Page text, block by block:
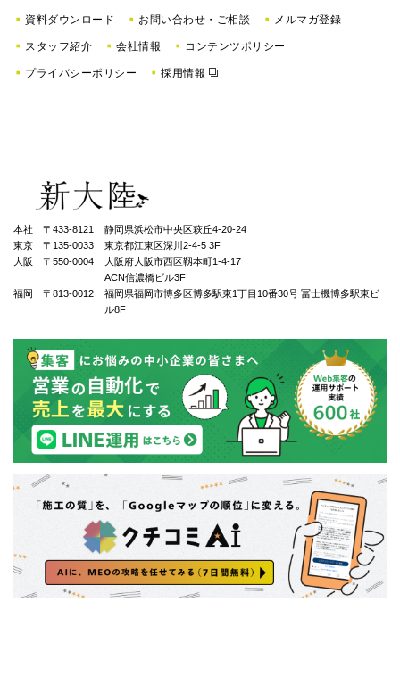
資料ダウンロード お問い合わせ・ご相談 メルマガ登録
スタッフ紹介 会社情報 コンテンツポリシー
プライバシーポリシー 採用情報
本社 〒433-8121
静岡県浜松市中央区萩丘4-20-24
東京 〒135-0033
東京都江東区深川2-4-5 3F
大阪 〒550-0004
⼤阪府⼤阪市⻄区靱本町1-4-17
ACN信濃橋ビル3F
福岡 〒813-0012
福岡県福岡市博多区博多駅東1丁⽬10番30号 冨士機博多駅東ビ
ル8F